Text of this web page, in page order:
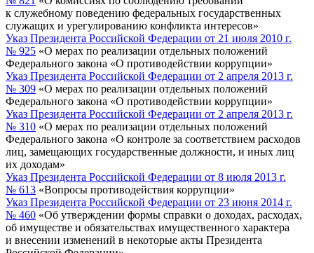
к служебному поведению федеральных государственных
служащих и урегулированию конфликта интересов»
Указ Президента Российской Федерации от 21 июля 2010 г.
№ 925 «О мерах по реализации отдельных положений
Федерального закона «О противодействии коррупции»
Указ Президента Российской Федерации от 2 апреля 2013 г.
№ 309 «О мерах по реализации отдельных положений
Федерального закона «О противодействии коррупции»
Указ Президента Российской Федерации от 2 апреля 2013 г.
№ 310 «О мерах по реализации отдельных положений
Федерального закона «О контроле за соответствием расходов
лиц, замещающих государственные должности, и иных лиц
их доходам»
Указ Президента Российской Федерации от 8 июля 2013 г.
№ 613 «Вопросы противодействия коррупции»
Указ Президента Российской Федерации от 23 июня 2014 г.
№ 460 «Об утверждении формы справки о доходах, расходах,
об имуществе и обязательствах имущественного характера
и внесении изменений в некоторые акты Президента